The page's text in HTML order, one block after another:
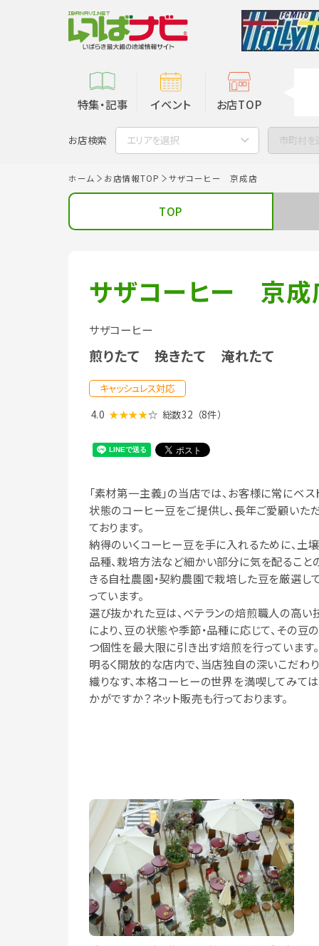
特集・記事 イベント お店TOP
お店検索 エリアを選択 市町村を
ホーム お店情報TOP サザコーヒー 京成店
TOP
サザコーヒー 京成
サザコーヒー
煎りたて 挽きたて 淹れたて
キャッシュレス対応
4.0 ★★★★☆ 総数32 （8件）
「素材第一主義」の当店では、お客様に常にベス
状態のコーヒー豆をご提供し、長年ご愛顧いた
ております。
納得のいくコーヒー豆を手に入れるために、土
品種、栽培方法など細かい部分に気を配ること
きる自社農園・契約農園で栽培した豆を厳選し
っています。
選び抜かれた豆は、ベテランの焙煎職人の高い
により、豆の状態や季節・品種に応じて、その豆
つ個性を最大限に引き出す焙煎を行っています。
明るく開放的な店内で、当店独自の深いこだわ
織りなす、本格コーヒーの世界を満喫してみて
かがですか？ネット販売も行っております。